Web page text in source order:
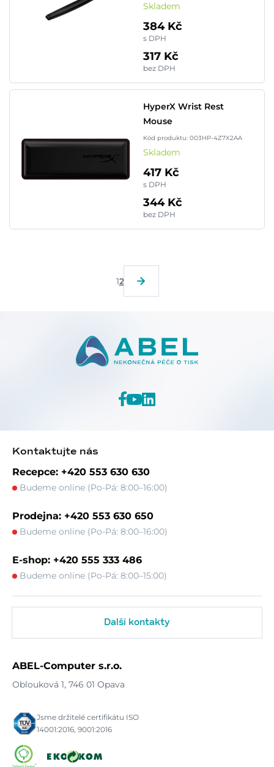
Skladem
384 Kč
s DPH
317 Kč
bez DPH
HyperX Wrist Rest
Mouse
Kód produktu: 003HP-4Z7X2AA
Skladem
417 Kč
s DPH
344 Kč
bez DPH
12
Kontaktujte nás
Recepce: +420 553 630 630
Budeme online (Po-Pá: 8:00–16:00)
Prodejna: +420 553 630 650
Budeme online (Po-Pá: 8:00–16:00)
E-shop: +420 555 333 486
Budeme online (Po-Pá: 8:00–15:00)
Další kontakty
ABEL-Computer s.r.o.
Oblouková 1, 746 01 Opava
Jsme držitelé certifikátu ISO
14001:2016, 9001:2016